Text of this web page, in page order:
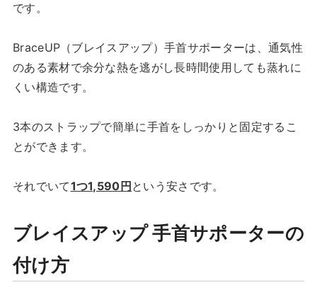
です。
BraceUP（ブレイスアップ）手首サポーターは、通気性
のある素材で余分な熱を逃がし長時間使用しても蒸れに
くい構造です。
3本のストラップで簡単に手首をしっかりと固定するこ
とができます。
それでいて1つ1,590円 という安さです。
ブレイスアップ 手首サポーターの
付け方